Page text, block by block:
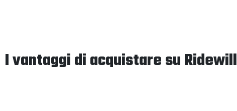
I vantaggi di acquistare su Ridewill